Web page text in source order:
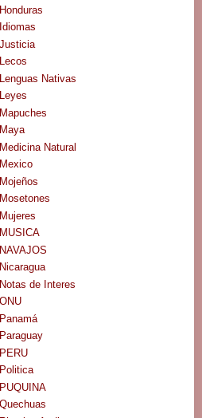
Honduras
Idiomas
Justicia
Lecos
Lenguas Nativas
Leyes
Mapuches
Maya
Medicina Natural
Mexico
Mojeños
Mosetones
Mujeres
MUSICA
NAVAJOS
Nicaragua
Notas de Interes
ONU
Panamá
Paraguay
PERU
Politica
PUQUINA
Quechuas